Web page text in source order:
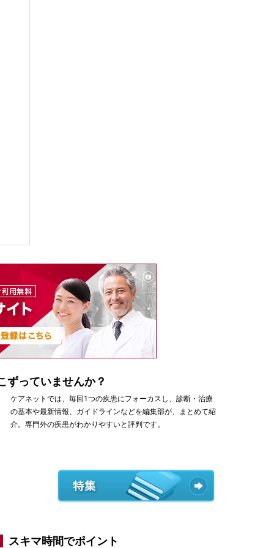
ずっていませんか？
ケアネットでは、毎回1つの疾患にフォーカスし、診断・治療
の基本や最新情報、ガイドラインなどを編集部が、まとめて紹
介。専門外の疾患がわかりやすいと評判です。
スキマ時間でポイント